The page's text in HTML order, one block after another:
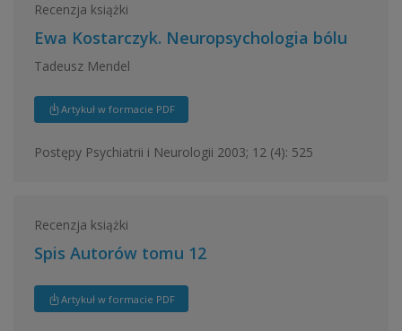
Recenzja książki
Ewa Kostarczyk. Neuropsychologia bólu
Tadeusz Mendel
Artykuł w formacie PDF
Postępy Psychiatrii i Neurologii 2003; 12 (4): 525
Recenzja książki
Spis Autorów tomu 12
Artykuł w formacie PDF